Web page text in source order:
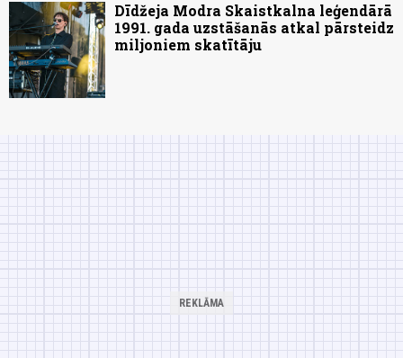
Dīdžeja Modra Skaistkalna leģendārā
1991. gada uzstāšanās atkal pārsteidz
miljoniem skatītāju